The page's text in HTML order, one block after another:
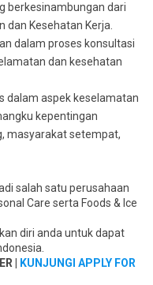
berkesinambungan dari
Kesehatan Kerja.
dalam proses konsultasi
dan kesehatan
dalam aspek keselamatan
kepentingan
masyarakat setempat,
salah satu perusahaan
Care serta Foods & Ice
diri anda untuk dapat
|
KUNJUNGI APPLY FOR